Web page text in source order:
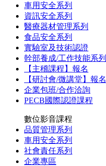
車用安全系列
資訊安全系列
醫療器材管理系列
食品安全系列
實驗室及技術認證
幹部養成/工作技能系列
【主稽課程】報名
【研討會/微講堂】報名
企業包班/合作洽詢
PECB國際認證課程
數位影音課程
品質管理系列
車用安全系列
社會責任系列
企業專區